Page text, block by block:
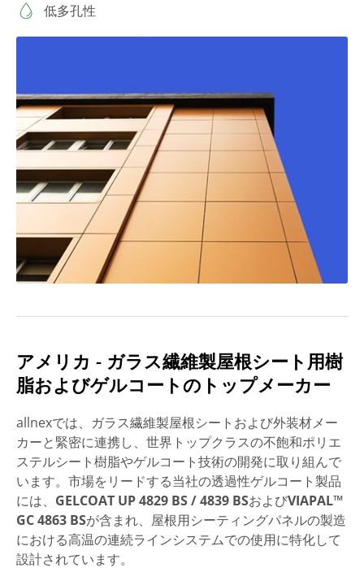
低多孔性
アメリカ - ガラス繊維製屋根シート用樹
脂およびゲルコートのトップメーカー
allnexでは、ガラス繊維製屋根シートおよび外装材メー
カーと緊密に連携し、世界トップクラスの不飽和ポリエ
ステルシート樹脂やゲルコート技術の開発に取り組んで
います。市場をリードする当社の透過性ゲルコート製品
には、 GELCOAT UP 4829 BS / 4839 BSおよびVIAPAL™
GC 4863 BSが含まれ、屋根用シーティングパネルの製造
における高温の連続ラインシステムでの使用に特化して
設計されています。